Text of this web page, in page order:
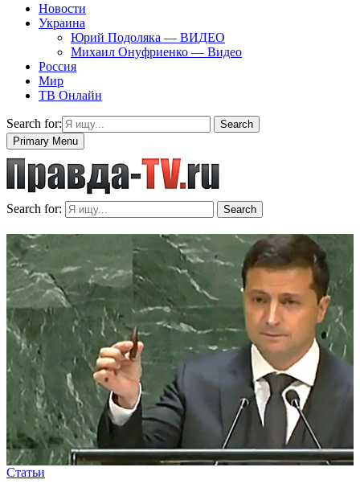
Новости
Украина
Юрий Подоляка — ВИДЕО
Михаил Онуфриенко — Видео
Россия
Мир
ТВ Онлайн
Search for:
Search
Primary Menu
Search for: Search
Статьи